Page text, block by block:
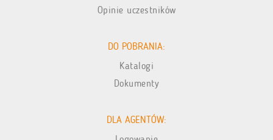
Opinie uczestników
DO POBRANIA:
Katalogi
Dokumenty
DLA AGENTÓW: